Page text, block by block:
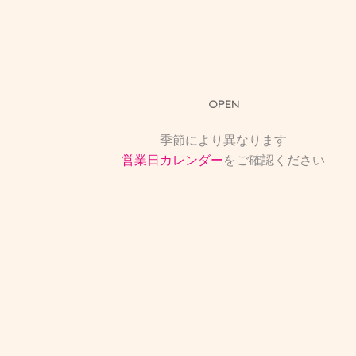
OPEN
季節により異なります
営業日カレンダーをご確認ください